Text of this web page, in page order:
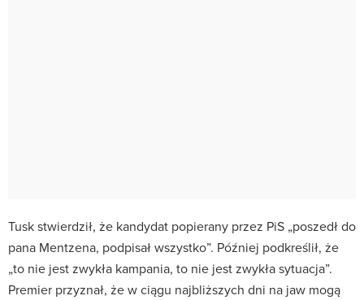
Tusk stwierdził, że kandydat popierany przez PiS „poszedł do
pana Mentzena, podpisał wszystko”. Później podkreślił, że
„to nie jest zwykła kampania, to nie jest zwykła sytuacja”.
Premier przyznał, że w ciągu najbliższych dni na jaw mogą